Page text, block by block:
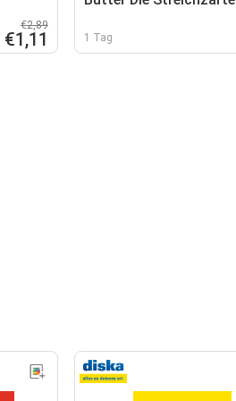
€2,89
€1,11 1 Tag